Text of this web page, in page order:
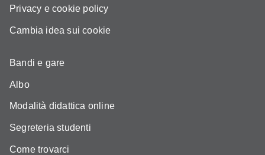
Privacy e cookie policy
Cambia idea sui cookie
Bandi e gare
Albo
Modalità didattica online
Segreteria studenti
Come trovarci